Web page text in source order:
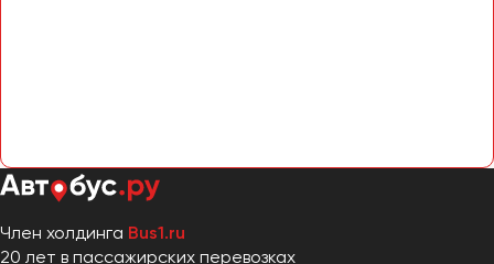
Член холдинга Bus1.ru
20 лет в пассажирских перевозках